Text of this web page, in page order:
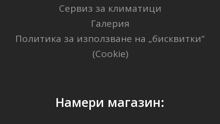
Сервиз за климатици
Галерия
Политика за използване на „бисквитки“
(Cookie)
Намери магазин: